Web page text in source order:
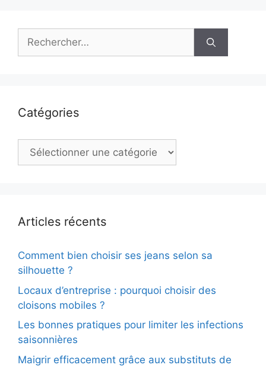
Rechercher :
Catégories
Catégories
Articles récents
Comment bien choisir ses jeans selon sa
silhouette ?
Locaux d’entreprise : pourquoi choisir des
cloisons mobiles ?
Les bonnes pratiques pour limiter les infections
saisonnières
Maigrir efficacement grâce aux substituts de